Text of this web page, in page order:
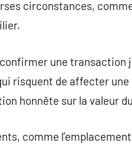
circonstances, comme
une transaction
risquent de affecter
honnête sur la valeur
comme l’emplacement,